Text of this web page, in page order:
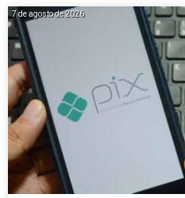
7 de agosto de 2026